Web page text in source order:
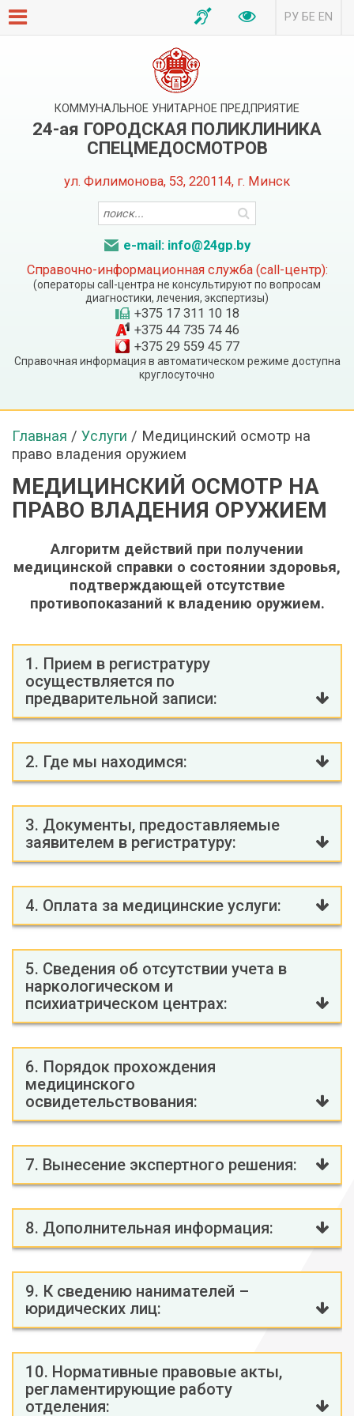
РУ БЕ EN
КОММУНАЛЬНОЕ УНИТАРНОЕ ПРЕДПРИЯТИЕ
24-ая ГОРОДСКАЯ ПОЛИКЛИНИКА
СПЕЦМЕДОСМОТРОВ
ул. Филимонова, 53, 220114, г. Минск
e-mail: info@24gp.by
Справочно-информационная служба (call-центр):
(операторы call-центра не консультируют по вопросам
диагностики, лечения, экспертизы)
+375 17 311 10 18
+375 44 735 74 46
+375 29 559 45 77
Справочная информация в автоматическом режиме доступна
круглосуточно
Главная / Услуги / Медицинский осмотр на
право владения оружием
МЕДИЦИНСКИЙ ОСМОТР НА
ПРАВО ВЛАДЕНИЯ ОРУЖИЕМ
Алгоритм действий при получении
медицинской справки о состоянии здоровья,
подтверждающей отсутствие
противопоказаний к владению оружием.
1. Прием в регистратуру
осуществляется по
предварительной записи:
2. Где мы находимся:
3. Документы, предоставляемые
заявителем в регистратуру:
4. Оплата за медицинские услуги:
5. Сведения об отсутствии учета в
наркологическом и
психиатрическом центрах:
6. Порядок прохождения
медицинского
освидетельствования:
7. Вынесение экспертного решения:
8. Дополнительная информация:
9. К сведению нанимателей –
юридических лиц:
10. Нормативные правовые акты,
регламентирующие работу
отделения: